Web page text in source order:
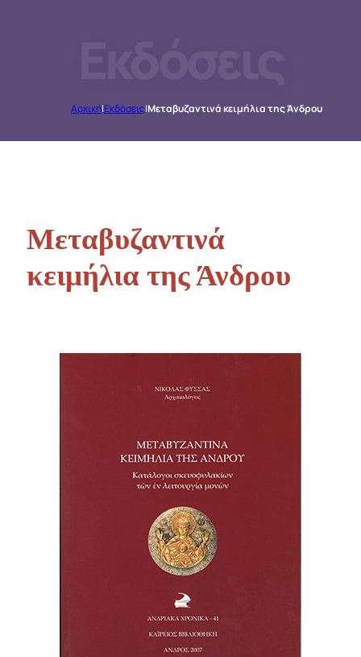
Αρχική|Εκδόσεις|Μεταβυζαντινά κειμήλια της Άνδρου
Μεταβυζαντινά
κειμήλια της Άνδρου